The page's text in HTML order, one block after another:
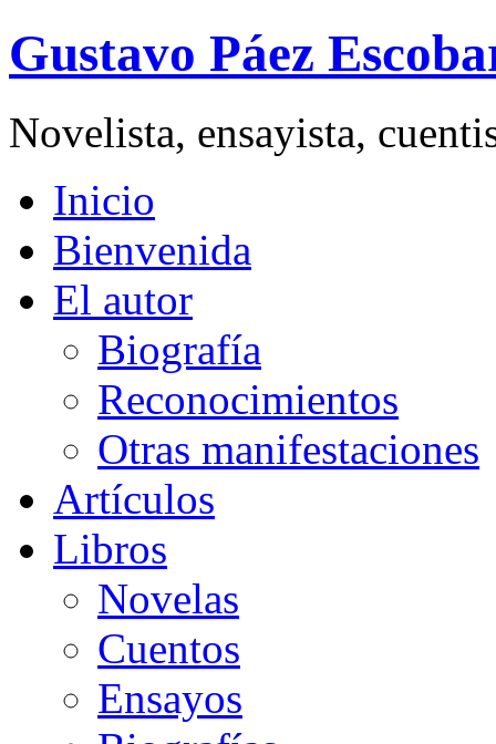
Gustavo Páez
Novelista, ensayista,
Inicio
Bienvenida
El autor
Biografía
Reconocimientos
Otras manifestaciones
Artículos
Libros
Novelas
Cuentos
Ensayos